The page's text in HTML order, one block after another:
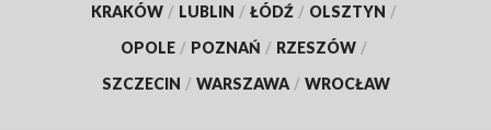
KRAKÓW / LUBLIN / ŁÓDŹ / OLSZTYN /
OPOLE / POZNAŃ / RZESZÓW /
SZCZECIN / WARSZAWA / WROCŁAW